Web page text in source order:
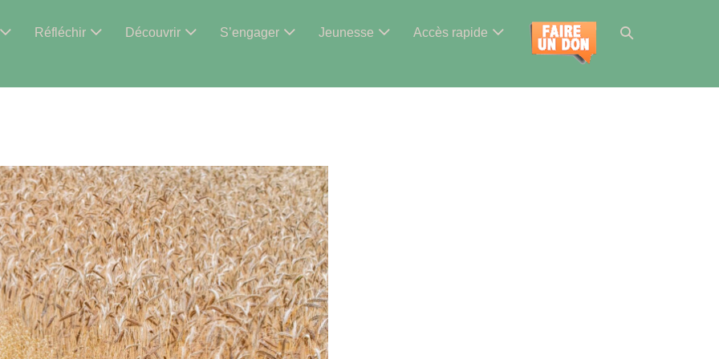
Réfléchir Découvrir S’engager Jeunesse Accès rapide
Basculer